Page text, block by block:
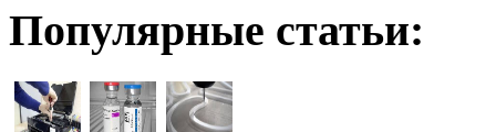
Популярные статьи: